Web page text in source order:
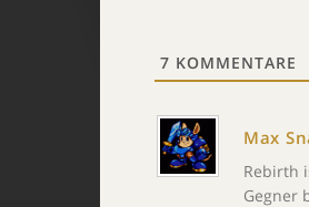
7 KOMMENTARE
Max
Rebirth
Gegner